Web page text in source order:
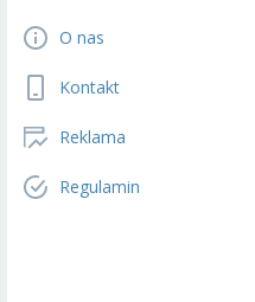
O nas
Kontakt
Reklama
Regulamin